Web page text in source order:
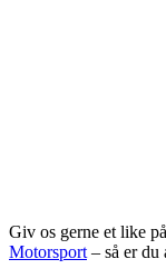
Giv os gerne et like på
Motorsport – så er du